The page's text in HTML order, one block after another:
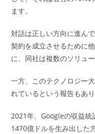
ます。
対話は正しい方向に進ん
契約を成立させるために
に、同社は複数のソリュ
一方、このテクノロジー
れているという報告もあり
2021年、Googleの収益統
1470億ドルを生み出した